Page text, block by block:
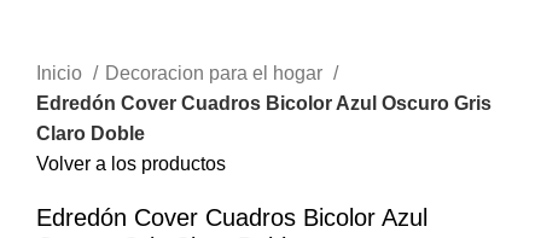
Inicio
Decoracion para el hogar
Edredón Cover Cuadros Bicolor Azul Oscuro Gris
Claro Doble
Volver a los productos
Edredón Cover Cuadros Bicolor Azul